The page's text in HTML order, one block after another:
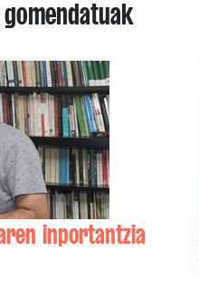
inportantzia